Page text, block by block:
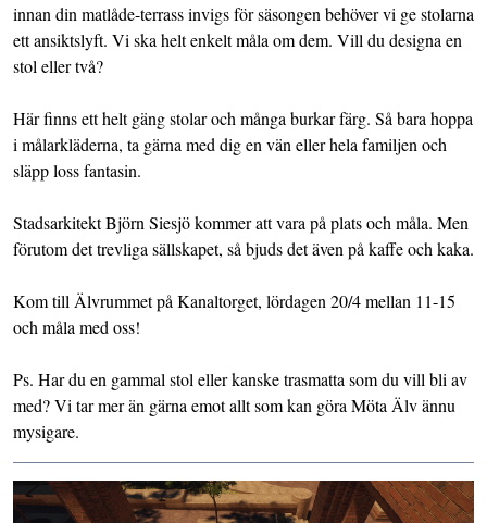
innan din matlåde-terrass invigs för säsongen behöver vi ge stolarna
ett ansiktslyft. Vi ska helt enkelt måla om dem. Vill du designa en
stol eller två?
Här finns ett helt gäng stolar och många burkar färg. Så bara hoppa
i målarkläderna, ta gärna med dig en vän eller hela familjen och
släpp loss fantasin.
Stadsarkitekt Björn Siesjö kommer att vara på plats och måla. Men
förutom det trevliga sällskapet, så bjuds det även på kaffe och kaka.
Kom till Älvrummet på Kanaltorget, lördagen 20/4 mellan 11-15
och måla med oss!
Ps. Har du en gammal stol eller kanske trasmatta som du vill bli av
med? Vi tar mer än gärna emot allt som kan göra Möta Älv ännu
mysigare.